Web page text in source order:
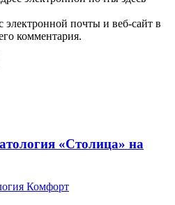
электронной почты и веб-сайт в
комментария.
«Столица» на